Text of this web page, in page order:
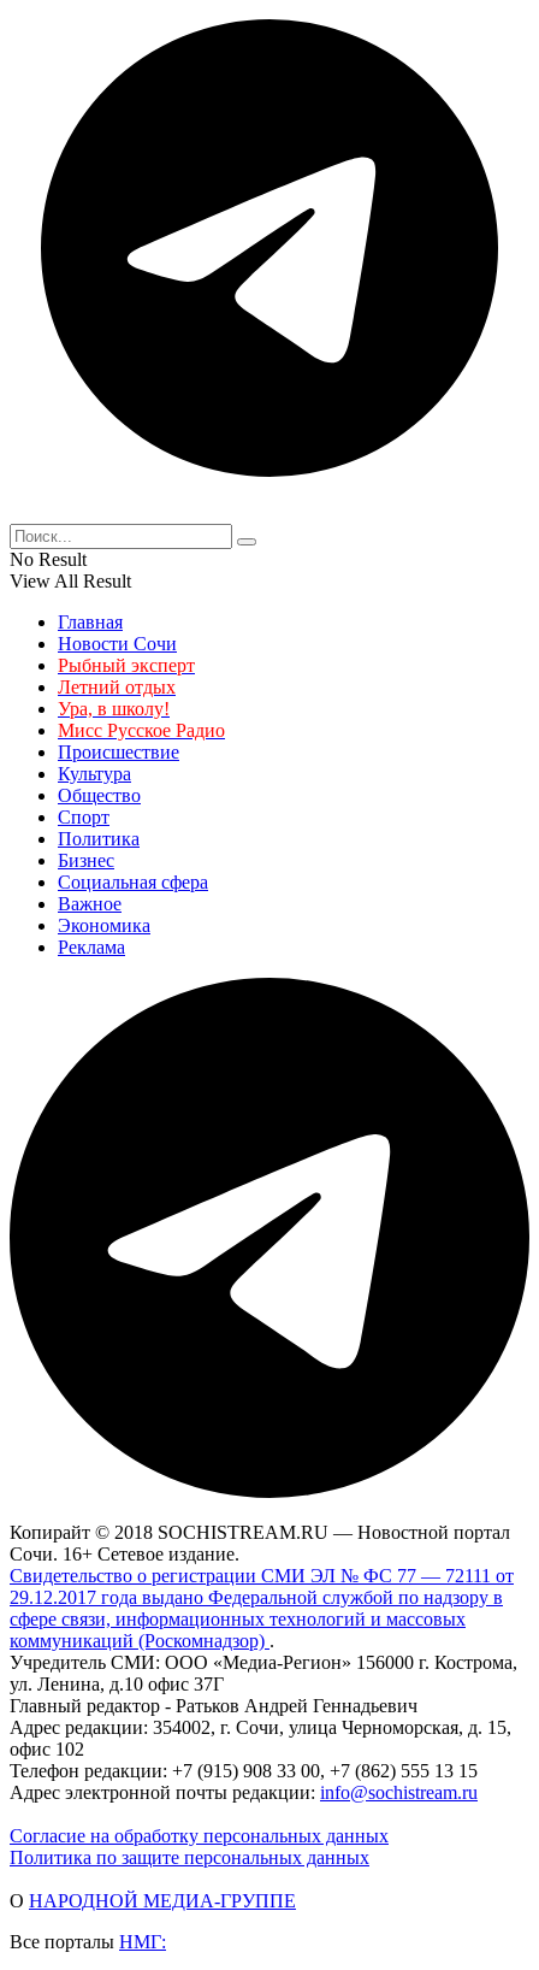
No Result
View All Result
Главная
Новости Сочи
Рыбный эксперт
Летний отдых
Ура, в школу!
Мисс Русское Радио
Происшествие
Культура
Общество
Спорт
Политика
Бизнес
Социальная сфера
Важное
Экономика
Реклама
Копирайт © 2018 SOCHISTREAM.RU — Новостной портал
Сочи. 16+ Сетевое издание.
Свидетельство о регистрации СМИ ЭЛ № ФС 77 — 72111 от
29.12.2017 года выдано Федеральной службой по надзору в
сфере связи, информационных технологий и массовых
коммуникаций (Роскомнадзор) .
Учредитель СМИ: ООО «Медиа-Регион» 156000 г. Кострома,
ул. Ленина, д.10 офис 37Г
Главный редактор - Ратьков Андрей Геннадьевич
Адрес редакции: 354002, г. Сочи, улица Черноморская, д. 15,
офис 102
Телефон редакции: +7 (915) 908 33 00, +7 (862) 555 13 15
Адрес электронной почты редакции: info@sochistream.ru
Согласие на обработку персональных данных
Политика по защите персональных данных
О НАРОДНОЙ МЕДИА-ГРУППЕ
Все порталы НМГ: